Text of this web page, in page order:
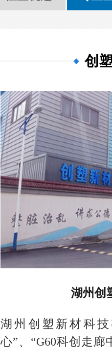
创
湖州创
湖州创塑新材科
心”、“G60科创走